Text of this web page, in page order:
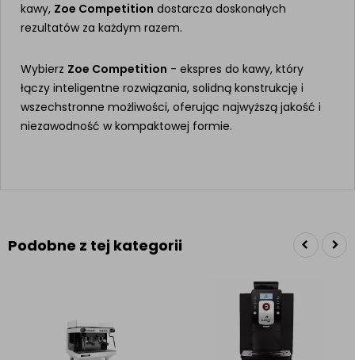
kawy, Zoe Competition dostarcza doskonałych
rezultatów za każdym razem.
Wybierz Zoe Competition - ekspres do kawy, który
łączy inteligentne rozwiązania, solidną konstrukcję i
wszechstronne możliwości, oferując najwyższą jakość i
niezawodność w kompaktowej formie.
Podobne z tej kategorii